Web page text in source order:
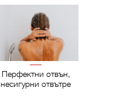
Перфектни отвън,
несигурни отвътре